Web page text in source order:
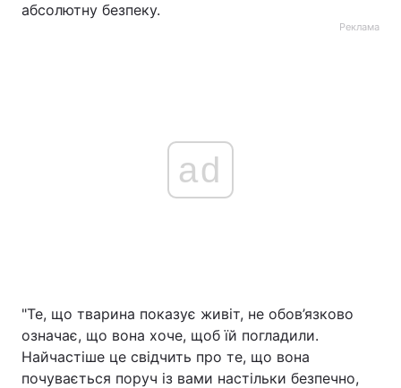
абсолютну безпеку.
Реклама
ad
"Те, що тварина показує живіт, не обов’язково
означає, що вона хоче, щоб їй погладили.
Найчастіше це свідчить про те, що вона
почувається поруч із вами настільки безпечно,